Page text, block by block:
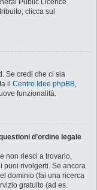
Public Licence
clicca sul
Se credi che ci sia
il Centro Idee phpBB,
funzionalità.
d’ordine legale
non riesci a trovarlo,
puoi rivolgerti. Se ancora
dominio (fai una ricerca
gratuito (ad es.